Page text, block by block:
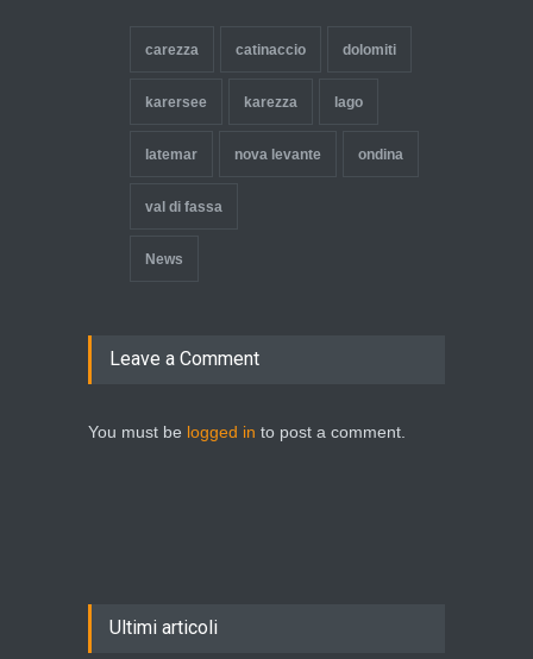
carezza catinaccio dolomiti
karersee karezza lago
latemar nova levante ondina
val di fassa
News
Leave a Comment
You must be logged in to post a comment.
Ultimi articoli